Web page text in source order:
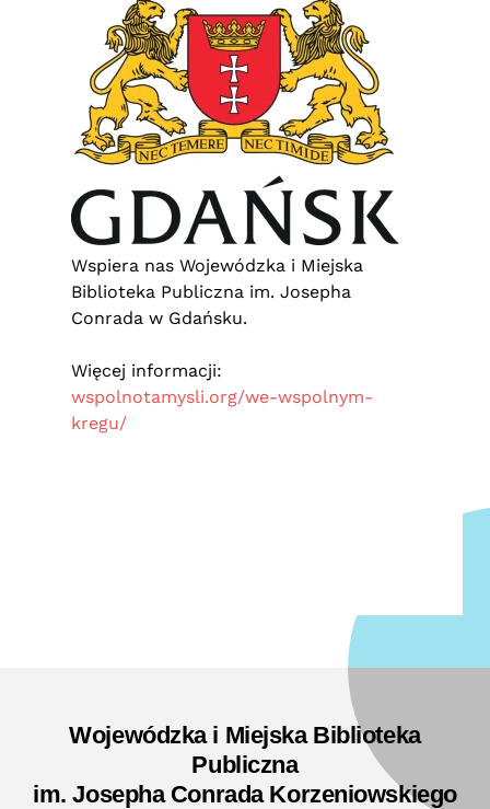
Wspiera nas Wojewódzka i Miejska
Biblioteka Publiczna im. Josepha
Conrada w Gdańsku.
Więcej informacji:
wspolnotamysli.org/we-wspolnym-
kregu/
Wojewódzka i Miejska Biblioteka
Publiczna
im. Josepha Conrada Korzeniowskiego